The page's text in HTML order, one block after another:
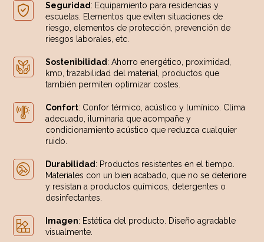
Seguridad : Equipamiento para residencias y
escuelas. Elementos que eviten situaciones de
riesgo, elementos de protección, prevención de
riesgos laborales, etc.
Sostenibilidad : Ahorro energético, proximidad,
km0, trazabilidad del material, productos que
también permiten optimizar costes.
Confort: Confor térmico, acústico y lumínico. Clima
adecuado, iluminaria que acompañe y
condicionamiento acústico que reduzca cualquier
ruido.
Durabilidad : Productos resistentes en el tiempo.
Materiales con un bien acabado, que no se deteriore
y resistan a productos químicos, detergentes o
desinfectantes.
Imagen: Estética del producto. Diseño agradable
visualmente.